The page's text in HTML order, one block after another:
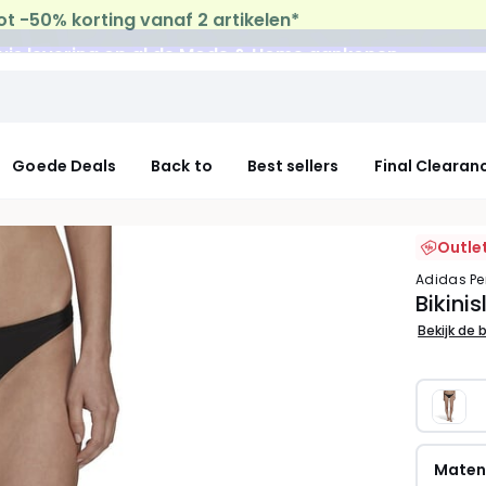
leveringop al de Mode & Home aankopen
Goede Deals Back to Best sellers Final
adidas
Bekijk de
Maten